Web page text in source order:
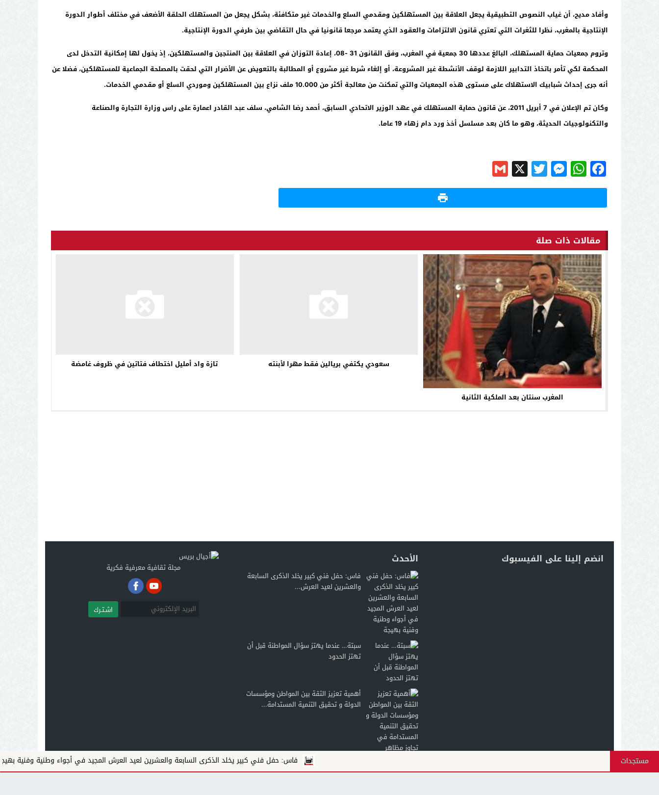
وأفاد مديح، أن غياب النصوص التطبيقية يجعل العلاقة بين المستهلكين ومقدمي السلع والخدمات غير متكافئة، بشكل يجعل من المستهلك الحلقة الأضعف في مختلف أطوار الدورة
الإنتاجية بالمغرب، نظرا للثغرات التي تعتري قانون الالتزامات والعقود الذي يعتمد مرجعا قانونيا في حال التقاضي بين طرفي الدورة الإنتاجية.
وتروم جمعيات حماية المستهلك، البالغ عددها 30 جمعية في المغرب، وفق القانون 31 -08، إعادة التوزان في العلاقة بين المنتجين والمستهلكين، إذ يخول لها إمكانية التدخل لدى
المحكمة لكي تأمر باتخاذ التدابير اللازمة لوقف الأنشطة غير المشروعة، أو إلغاء شرط غير مشروع أو المطالبة بالتعويض عن الأضرار التي لحقت بالمصلحة الجماعية للمستهلكين، فضلا عن
أنه جرى إحداث شبابيك الاستهلاك على مستوى هذه الجمعيات والتي تمكنت من معالجة أكثر من 10.000 ملف نزاع بين المستهلكين وموردي السلع أو مقدمي الخدمات.
وكان تم الإعلان في 7 أبريل 2011، عن قانون حماية المستهلك في عهد الوزير الاتحادي السابق، أحمد رضا الشامي، سلف عبد القادر اعمارة على راس وزارة التجارة والصناعة
والتكنولوجيات الحديثة، وهو ما كان بعد مسلسل أخذ ورد دام زهاء 19 عاما.
Facebook
WhatsApp
Messenger
Twitter
X
Gmail
مقالات ذات صلة
المغرب سنتان بعد الملكية الثانية
سعودي يكتفي بريالين فقط مهرا لأبنته تازة واد أمليل اختطاف فتاتين في ظروف غامضة
انضم إلينا على الفيسبوك الأحدث
فاس: حفل فني كبير يخلد الذكرى السابعة
والعشرين لعيد العرش...
سبتة… عندما يهتز سؤال المواطنة قبل أن
تهتز الحدود
أهمية تعزيز الثقة بين المواطن ومؤسسات
الدولة و تحقيق التنمية المستدامة...
مجلة ثقافية معرفية فكرية
اشـتـرك
مستجدات فاس: حفل فني كبير يخلد الذكرى السابعة والعشرين لعيد العرش المجيد في أجواء وطنية وفنية بهيجة